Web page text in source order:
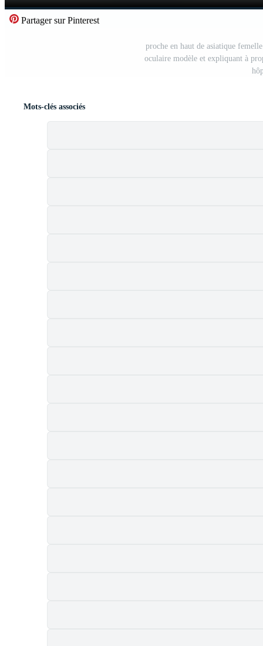
Partager sur Pinterest
proche en haut de asiatique
oculaire modèle et expliquant à
Mots-clés associés